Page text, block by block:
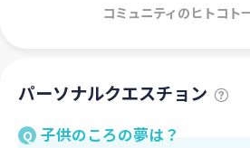
コミュニティのヒトコト
パーソナルクエスチョン
Q 子供のころの夢は？